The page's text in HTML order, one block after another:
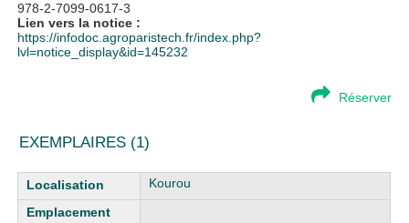
978-2-7099-0617-3
Lien vers la notice :
https://infodoc.agroparistech.fr/index.php?
lvl=notice_display&id=145232
Réserver
EXEMPLAIRES (1)
Liste des exemplaires Kourou